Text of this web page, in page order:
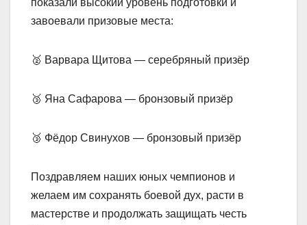
показали высокий уровень подготовки и
завоевали призовые места:
🥈 Варвара Щитова — серебряный призёр
🥉 Яна Сафарова — бронзовый призёр
🥉 Фёдор Свинухов — бронзовый призёр
Поздравляем наших юных чемпионов и
желаем им сохранять боевой дух, расти в
мастерстве и продолжать защищать честь